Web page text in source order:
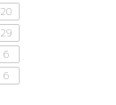
20
29
6
6